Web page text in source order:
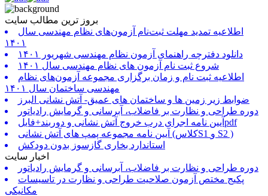
بروز ترین مطالب سایت
اطلاعیه تمدید مهلت ثبت‌نام آزمون‌های نظام مهندسی سال
۱۴۰۱
دانلود دفترچه راهنمای آزمون نظام مهندسی شهریور ۱۴۰۱
شروع ثبت نام آزمون های نظام مهندسی سال ۱۴۰۱
اطلاعیه ثبت نام و زمان برگزاری مجموعه آزمون‌های نظام
مهندسی ساختمان سال ۱۴۰۱
ضوابط زیر زمین ها و ساختمان های عمیق- آتش نشانی البرز
دوره طراحی و نظارت بر فاضلاب، آبرسانی و گرمایش رادیاتور
آیین نامه اجرای درب خروج آتش نشانی و دوربند+فایلpdf
آیین نامه مجموعه پمپ های آتش نشانی (کلاسS1 و S2 )
استاندارد بخاری گازسوز بدون دودکش
اخبار سایت
دوره طراحی و نظارت بر فاضلاب، آبرسانی و گرمایش رادیاتور
پکیج مختص آزمون صلاحیت طراحی و نظارت در تاسیسات
مکانیکی